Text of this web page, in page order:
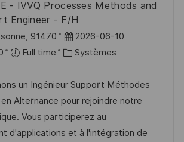
- IVVQ Processes Methods and
Engineer - F/H
91470
D
a
e
d
’
a
2026-06-10
Full time
C
t
é
g
o
Systèmes
un Ingénieur Support Méthodes
Alternance pour rejoindre notre
Vous participerez au
d'applications et à l'intégration de